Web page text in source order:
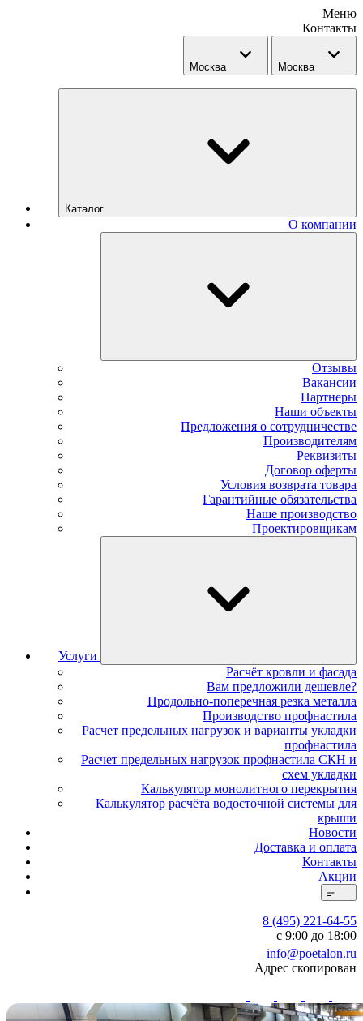
Меню
Контакты
Москва Москва
Каталог
О компании
Отзывы
Вакансии
Партнеры
Наши объекты
Предложения о сотрудничестве
Производителям
Реквизиты
Договор оферты
Условия возврата товара
Гарантийные обязательства
Наше производство
Проектировщикам
Услуги
Расчёт кровли и фасада
Вам предложили дешевле?
Продольно-поперечная резка металла
Производство профнастила
Расчет предельных нагрузок и варианты укладки
профнастила
Расчет предельных нагрузок профнастила СКН и
схем укладки
Калькулятор монолитного перекрытия
Калькулятор расчёта водосточной системы для
крыши
Новости
Доставка и оплата
Контакты
Акции
8 (495) 221-64-55
с 9:00 до 18:00
info@poetalon.ru
Адрес скопирован